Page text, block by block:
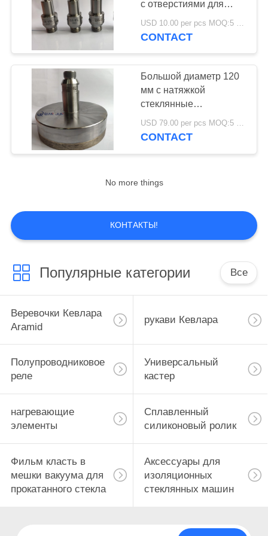
Станок для резки
стекла с ЧПУ
кромкозагибочная
машина
Машины для
мытья и сушки
стекла
1
стеклянная
закаляя печь
0
с отверстиями для
сверления нитей
USD 10.00 per pcs MOQ:5 шт.
CONTACT
Большой диаметр 120
мм с натяжкой
стеклянные
бриллиантовые сверла
для стеклянных
USD 79.00 per pcs MOQ:5 шт.
CONTACT
No more things
КОНТАКТЫ!
Популярные категории Все
Веревочки Кевлара
Aramid
рукави Кевлара
Полупроводниковое
реле
Универсальный
кастер
нагревающие
элементы
Сплавленный
силиконовый ролик
Фильм класть в
мешки вакуума для
прокатанного стекла
Аксессуары для
изоляционных
стеклянных машин